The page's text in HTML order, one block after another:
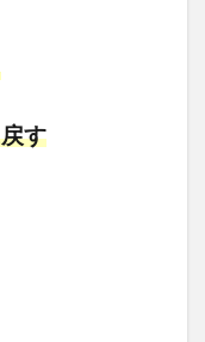
す